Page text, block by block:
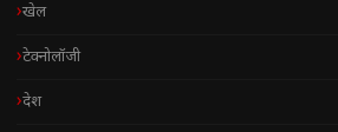
खेल
टेक्नोलॉजी
देश